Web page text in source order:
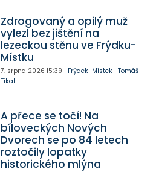
Zdrogovaný a opilý muž
vylezl bez jištění na
lezeckou stěnu ve Frýdku-
Místku
7. srpna 2026 15:39 | Frýdek-Místek| Tomáš
Tikal
A přece se točí! Na
bíloveckých Nových
Dvorech se po 84 letech
roztočily lopatky
historického mlýna